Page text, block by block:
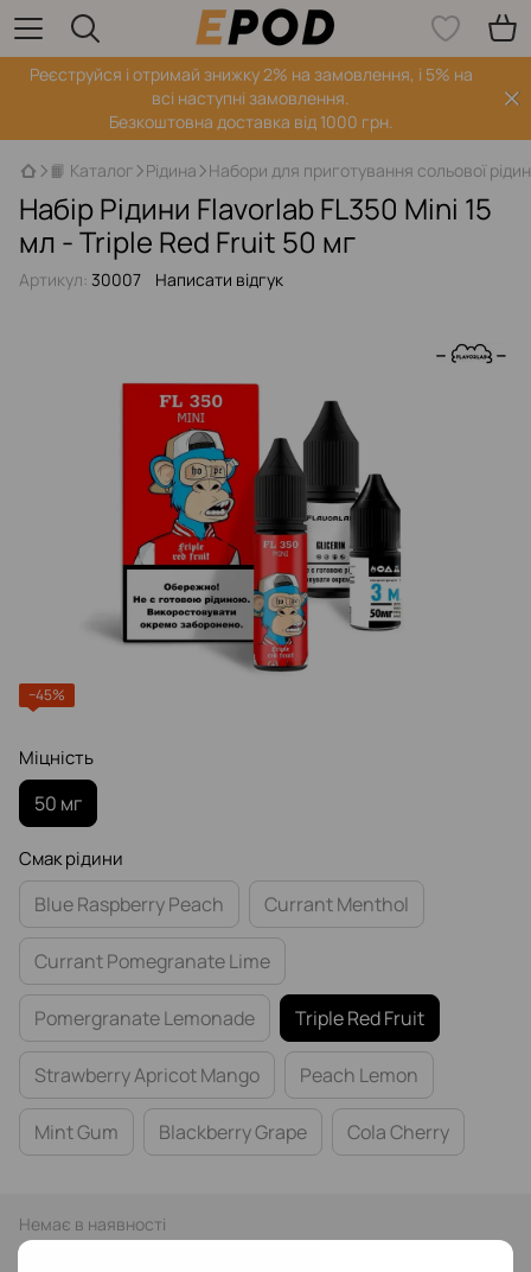
Реєструйся і отримай знижку 2% на замовлення, і 5% на
всі наступні замовлення.
Безкоштовна доставка від 1000 грн.
📙 Каталог Рідина Набори для приготування сольової
Набір Рідини Flavorlab FL350 Mini 15
мл - Triple Red Fruit 50 мг
Артикул: 30007 Написати відгук
−45%
Міцність
50 мг
Смак рідини
Blue Raspberry Peach Currant Menthol
Currant Pomegranate Lime
Pomergranate Lemonade Triple Red Fruit
Strawberry Apricot Mango Peach Lemon
Mint Gum Blackberry Grape Cola Cherry
Немає в наявності